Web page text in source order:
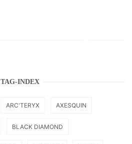
TAG-INDEX
ARC'TERYX AXESQUIN
BLACK DIAMOND